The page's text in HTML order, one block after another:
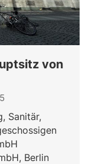
von
Sanitär,
Berlin